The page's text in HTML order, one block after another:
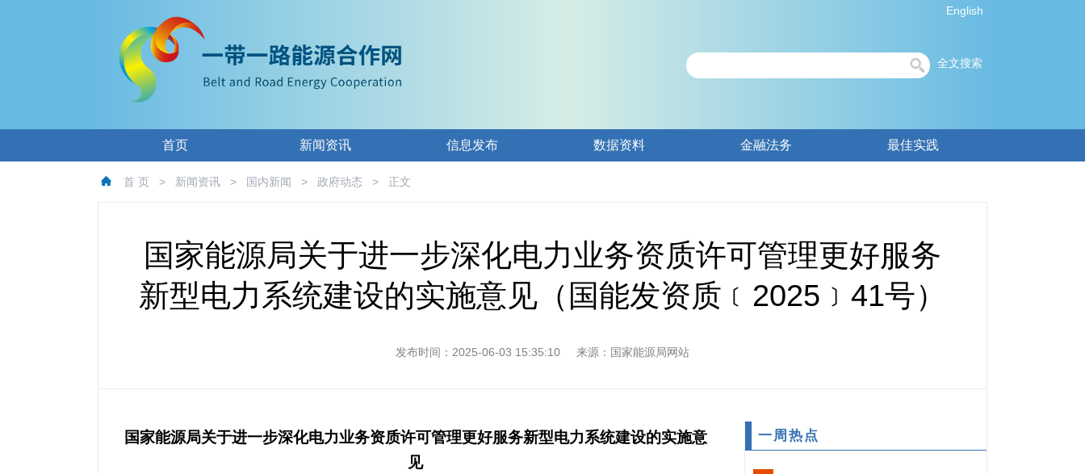
English
全文搜索
首页 新闻资讯 信息发布 数据资料 金融法务 最佳实践
首 页 > 新闻资讯 > 国内新闻 > 政府动态 > 正文
国家能源局关于进一步深化电力业务资质许可管理更好服务
新型电力系统建设的实施意见（国能发资质﹝2025﹞41号）
发布时间：2025-06-03 15:35:10 来源：国家能源局网站
国家能源局关于进一步深化电力业务资质许可管理更好服务新型电力系统建设的实施意
见
一周热点